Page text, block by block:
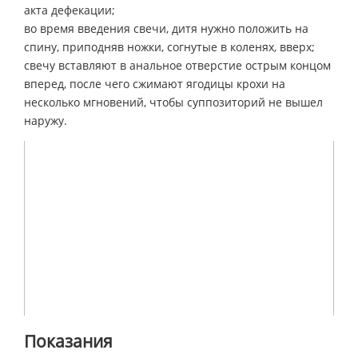
акта дефекации;
во время введения свечи, дитя нужно положить на
спину, приподняв ножки, согнутые в коленях, вверх;
свечу вставляют в анальное отверстие острым концом
вперед, после чего сжимают ягодицы крохи на
несколько мгновений, чтобы суппозиторий не вышел
наружу.
Показания